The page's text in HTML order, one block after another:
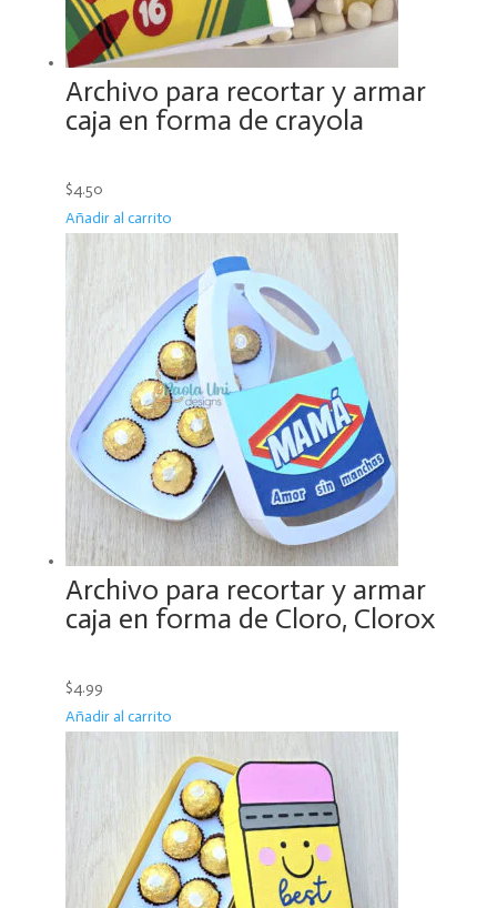
Archivo para recortar y armar
caja en forma de crayola
$4.50
Añadir al carrito
Archivo para recortar y armar
caja en forma de Cloro, Clorox
$4.99
Añadir al carrito